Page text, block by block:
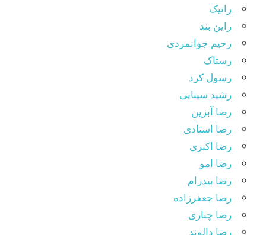
رانیک
راین بند
رحیم جوانمردی
رستاک
رسول کرد
رشید سینایی
رضا آبزین
رضا استادی
رضا اکبری
رضا امو
رضا بیدرام
رضا جعفرزاده
رضا چناری